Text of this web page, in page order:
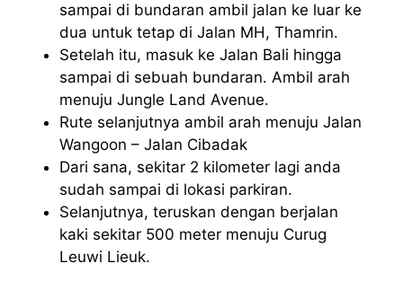
sampai di bundaran ambil jalan ke luar ke
dua untuk tetap di Jalan MH, Thamrin.
Setelah itu, masuk ke Jalan Bali hingga
sampai di sebuah bundaran. Ambil arah
menuju Jungle Land Avenue.
Rute selanjutnya ambil arah menuju Jalan
Wangoon – Jalan Cibadak
Dari sana, sekitar 2 kilometer lagi anda
sudah sampai di lokasi parkiran.
Selanjutnya, teruskan dengan berjalan
kaki sekitar 500 meter menuju Curug
Leuwi Lieuk.